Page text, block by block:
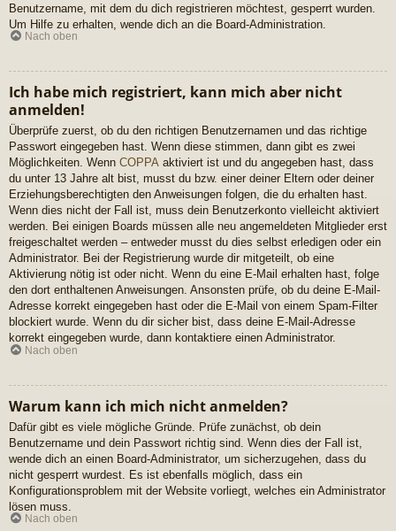
Benutzername, mit dem du dich registrieren möchtest, gesperrt wurden.
Um Hilfe zu erhalten, wende dich an die Board-Administration.
Nach oben
Ich habe mich registriert, kann mich aber nicht
anmelden!
Überprüfe zuerst, ob du den richtigen Benutzernamen und das richtige
Passwort eingegeben hast. Wenn diese stimmen, dann gibt es zwei
Möglichkeiten. Wenn COPPA aktiviert ist und du angegeben hast, dass
du unter 13 Jahre alt bist, musst du bzw. einer deiner Eltern oder deiner
Erziehungsberechtigten den Anweisungen folgen, die du erhalten hast.
Wenn dies nicht der Fall ist, muss dein Benutzerkonto vielleicht aktiviert
werden. Bei einigen Boards müssen alle neu angemeldeten Mitglieder erst
freigeschaltet werden – entweder musst du dies selbst erledigen oder ein
Administrator. Bei der Registrierung wurde dir mitgeteilt, ob eine
Aktivierung nötig ist oder nicht. Wenn du eine E-Mail erhalten hast, folge
den dort enthaltenen Anweisungen. Ansonsten prüfe, ob du deine E-Mail-
Adresse korrekt eingegeben hast oder die E-Mail von einem Spam-Filter
blockiert wurde. Wenn du dir sicher bist, dass deine E-Mail-Adresse
korrekt eingegeben wurde, dann kontaktiere einen Administrator.
Nach oben
Warum kann ich mich nicht anmelden?
Dafür gibt es viele mögliche Gründe. Prüfe zunächst, ob dein
Benutzername und dein Passwort richtig sind. Wenn dies der Fall ist,
wende dich an einen Board-Administrator, um sicherzugehen, dass du
nicht gesperrt wurdest. Es ist ebenfalls möglich, dass ein
Konfigurationsproblem mit der Website vorliegt, welches ein Administrator
lösen muss.
Nach oben